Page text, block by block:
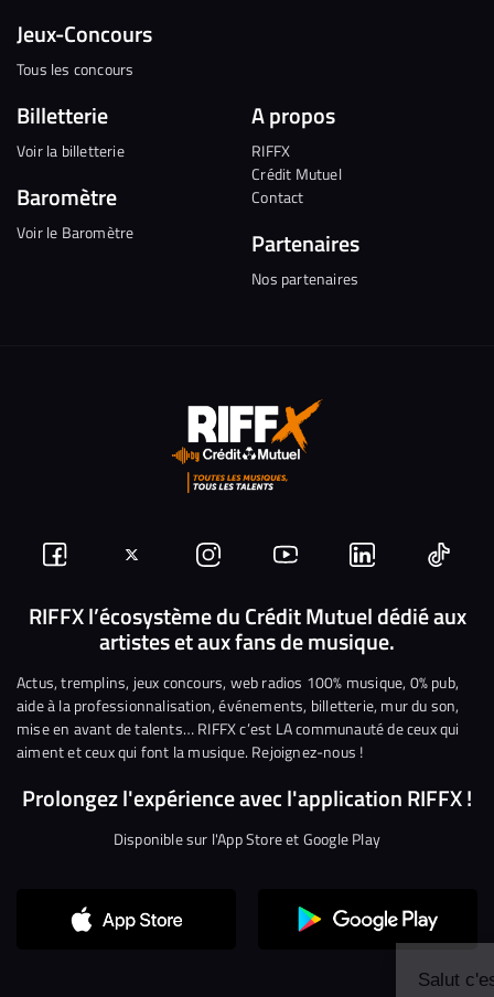
Continuer sans accepter
Jeux-Concours
Tous les concours
Billetterie
Voir la billetterie
Baromètre
Voir le Baromètre
A propos
RIFFX
Crédit Mutuel
Contact
Partenaires
Nos partenaires
Suivez-
nous
Facebook
Suivez-
nous
sur
Twitter
Nous
rejoindre
sur
Instagram
Nous
rejoindre
sur
YouTube
Nous
rejoindre
sur
Linkedin
Nous
RIFFX l’écosystème du Crédit Mutuel dédié aux
artistes et aux fans de musique.
Actus, tremplins, jeux concours, web radios 100% musique, 0% pub,
aide à la professionnalisation, événements, billetterie, mur du son,
mise en avant de talents… RIFFX c’est LA communauté de ceux qui
aiment et ceux qui font la musique. Rejoignez-nous !
Prolongez l'expérience avec l'application RIFFX !
Disponible sur l'App Store et Google Play